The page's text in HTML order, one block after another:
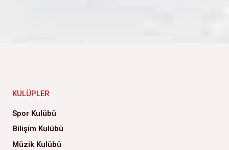
KULÜPLER
Spor Kulübü
Bilişim Kulübü
Müzik Kulübü